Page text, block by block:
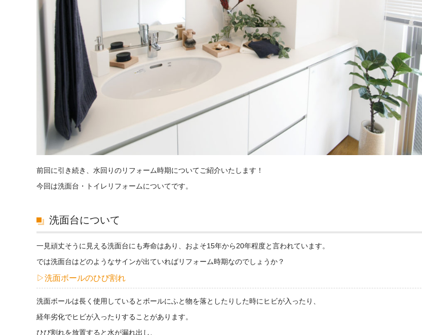
前回に引き続き、水回りのリフォーム時期についてご紹介いたします！
今回は洗面台・トイレリフォームについてです。
洗面台について
一見頑丈そうに見える洗面台にも寿命はあり、およそ15年から20年程度と言われています。
では洗面台はどのようなサインが出ていればリフォーム時期なのでしょうか？
▷洗面ボールのひび割れ
洗面ボールは長く使用しているとボールにふと物を落としたりした時にヒビが入ったり、
経年劣化でヒビが入ったりすることがあります。
ひび割れを放置すると水が漏れ出し、